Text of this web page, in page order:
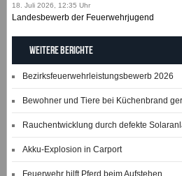
18. Juli 2026, 12:35 Uhr
Landesbewerb der Feuerwehrjugend
Weitere Berichte
Bezirksfeuerwehrleistungsbewerb 2026
Bewohner und Tiere bei Küchenbrand
Rauchentwicklung durch defekte
Akku-Explosion in Carport
Feuerwehr hilft Pferd beim Aufstehen